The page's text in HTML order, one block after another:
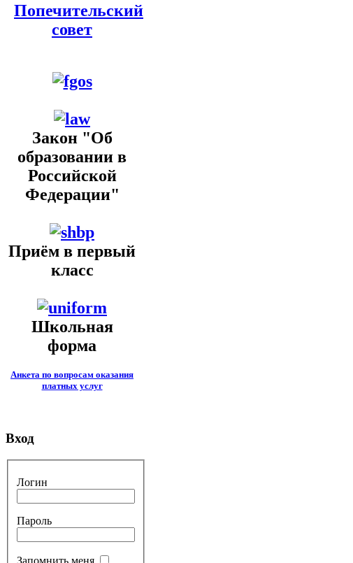
Попечительский
совет
Закон "Об
образовании в
Российской
Федерации"
Приём в первый
класс
Школьная
форма
Анкета по вопросам оказания
платных услуг
Вход
Логин
Пароль
Запомнить меня